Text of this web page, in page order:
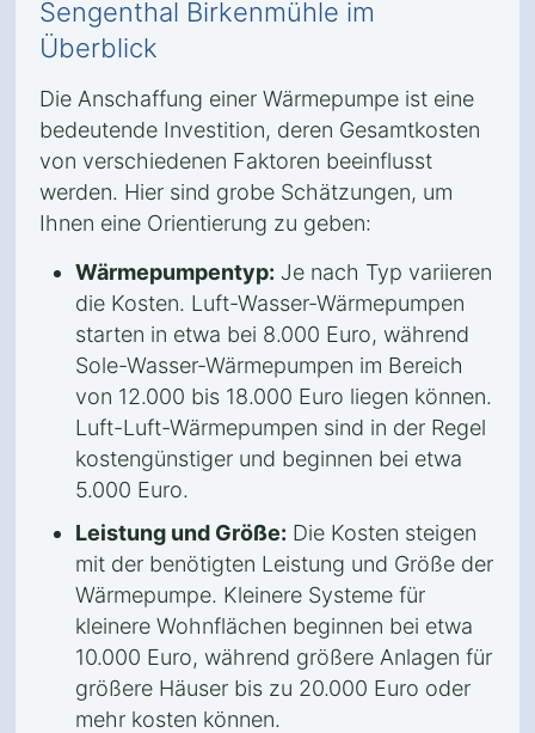
Sengenthal Birkenmühle im
Überblick
Die Anschaffung einer Wärmepumpe ist eine
bedeutende Investition, deren Gesamtkosten
von verschiedenen Faktoren beeinflusst
werden. Hier sind grobe Schätzungen, um
Ihnen eine Orientierung zu geben:
Wärmepumpentyp: Je nach Typ variieren
die Kosten. Luft-Wasser-Wärmepumpen
starten in etwa bei 8.000 Euro, während
Sole-Wasser-Wärmepumpen im Bereich
von 12.000 bis 18.000 Euro liegen können.
Luft-Luft-Wärmepumpen sind in der Regel
kostengünstiger und beginnen bei etwa
5.000 Euro.
Leistung und Größe: Die Kosten steigen
mit der benötigten Leistung und Größe der
Wärmepumpe. Kleinere Systeme für
kleinere Wohnflächen beginnen bei etwa
10.000 Euro, während größere Anlagen für
größere Häuser bis zu 20.000 Euro oder
mehr kosten können.